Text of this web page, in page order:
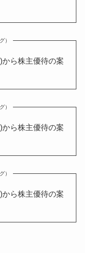
）
ら株主優待の案
）
ら株主優待の案
）
ら株主優待の案